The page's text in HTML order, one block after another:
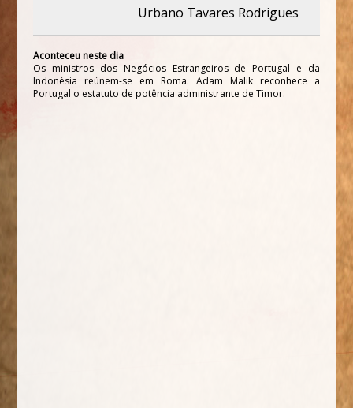
Urbano Tavares Rodrigues
Aconteceu neste dia
Os ministros dos Negócios Estrangeiros de Portugal e da
Indonésia reúnem-se em Roma. Adam Malik reconhece a
Portugal o estatuto de potência administrante de Timor.